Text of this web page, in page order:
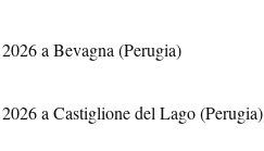
a Bevagna (Perugia)
a Castiglione del Lago (Perugia)